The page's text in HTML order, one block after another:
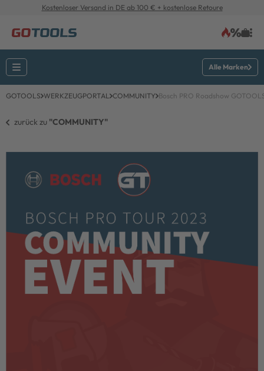
Kostenloser Versand in DE ab 100 € + kostenlose Retoure
Alle Marken
GOTOOLS WERKZEUGPORTAL COMMUNITY Bosch PRO Roadshow
zurück zu "COMMUNITY"